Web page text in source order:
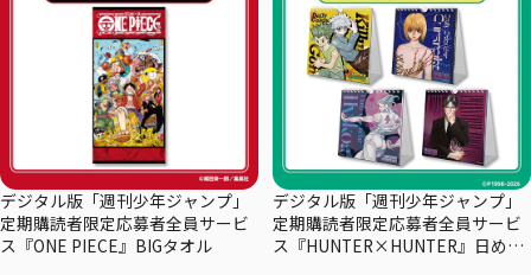
デジタル版「週刊少年ジャンプ」
定期購読者限定応募者全員サービ
ス『ONE PIECE』BIGタオル
デジタル版「週刊少年ジャンプ」
定期購読者限定応募者全員サービ
ス『HUNTER×HUNTER』日めく